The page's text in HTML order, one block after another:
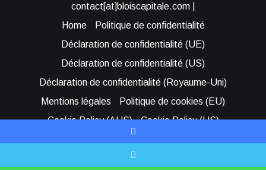
contact[at]bloiscapitale.com |
Home
Politique de confidentialité
Déclaration de confidentialité (UE)
Déclaration de confidentialité (US)
Déclaration de confidentialité (Royaume-Uni)
Mentions légales
Politique de cookies (EU)
Cookie Policy (AUS)
Cookie Policy (US)
Bénéficier d’une assistance
Facebook
X